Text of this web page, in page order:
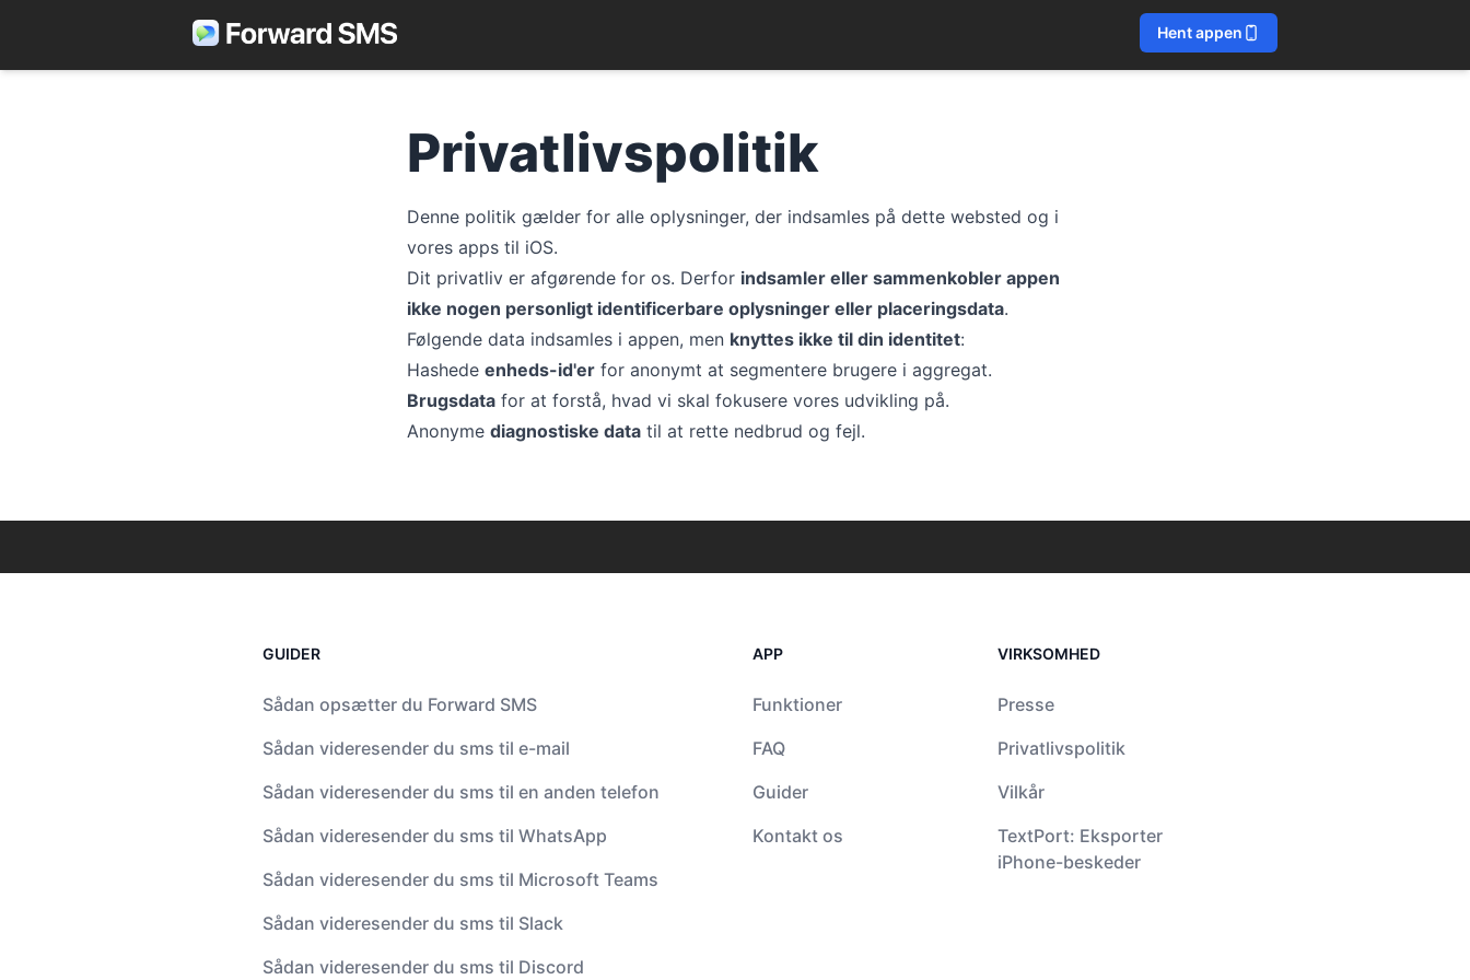
Hent appen
Privatlivspolitik
Denne politik gælder for alle oplysninger, der indsamles på dette websted og i
vores apps til iOS.
Dit privatliv er afgørende for os. Derfor indsamler eller sammenkobler appen
ikke nogen personligt identificerbare oplysninger eller placeringsdata.
Følgende data indsamles i appen, men knyttes ikke til din identitet:
Hashede enheds-id'er for anonymt at segmentere brugere i aggregat.
Brugsdata for at forstå, hvad vi skal fokusere vores udvikling på.
Anonyme diagnostiske data til at rette nedbrud og fejl.
GUIDER
Sådan opsætter du Forward SMS
Sådan videresender du sms til e-mail
Sådan videresender du sms til en anden telefon
Sådan videresender du sms til WhatsApp
Sådan videresender du sms til Microsoft Teams
Sådan videresender du sms til Slack
Sådan videresender du sms til Discord
APP
Funktioner
FAQ
Guider
Kontakt os
VIRKSOMHED
Presse
Privatlivspolitik
Vilkår
TextPort: Eksporter
iPhone-beskeder